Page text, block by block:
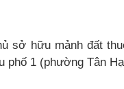
sở hữu mảnh đất
1 (phường Tân